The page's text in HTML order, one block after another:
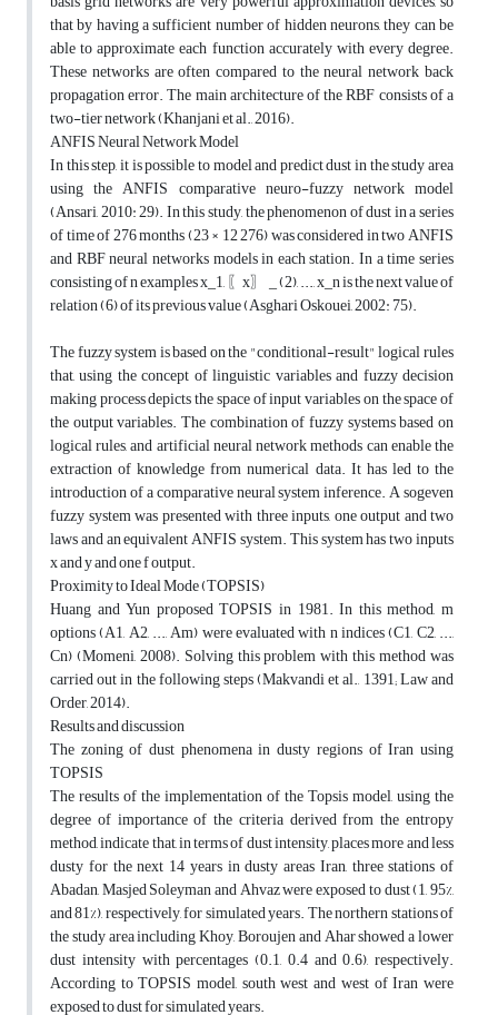
that by having a sufficient number of hidden neurons, they can be
able to approximate each function accurately with every degree.
These networks are often compared to the neural network back
propagation error. The main architecture of the RBF consists of a
two-tier network (Khanjani et al., 2016).
ANFIS Neural Network Model
In this step, it is possible to model and predict dust in the study area
using the ANFIS comparative neuro-fuzzy network model
(Ansari, 2010: 29). In this study, the phenomenon of dust in a series
of time of 276 months (23 × 12 276) was considered in two ANFIS
and RBF neural networks models in each station. In a time series
consisting of n examples x_1, 〖x〗 _ (2), ..., x_n is the next value of
relation (6) of its previous value (Asghari Oskouei, 2002: 75).
The fuzzy system is based on the "conditional-result" logical rules
that, using the concept of linguistic variables and fuzzy decision
making process depicts the space of input variables on the space of
the output variables. The combination of fuzzy systems based on
logical rules, and artificial neural network methods can enable the
extraction of knowledge from numerical data. It has led to the
introduction of a comparative neural system inference. A sogeven
fuzzy system was presented with three inputs, one output and two
laws and an equivalent ANFIS system. This system has two inputs
x and y and one f output.
Proximity to Ideal Mode (TOPSIS)
Huang and Yun proposed TOPSIS in 1981. In this method, m
options (A1, A2, ..., Am) were evaluated with n indices (C1, C2, ...,
Cn) (Momeni, 2008). Solving this problem with this method was
carried out in the following steps (Makvandi et al., 1391; Law and
Order, 2014).
Results and discussion
The zoning of dust phenomena in dusty regions of Iran using
TOPSIS
The results of the implementation of the Topsis model, using the
degree of importance of the criteria derived from the entropy
method, indicate that, in terms of dust intensity, places more and less
dusty for the next 14 years in dusty areas Iran, three stations of
Abadan, Masjed Soleyman and Ahvaz were exposed to dust (1, 95%,
and 81%), respectively, for simulated years. The northern stations of
the study area including Khoy, Boroujen and Ahar showed a lower
dust intensity with percentages (0.1, 0.4 and 0.6), respectively.
According to TOPSIS model, south west and west of Iran were
exposed to dust for simulated years.